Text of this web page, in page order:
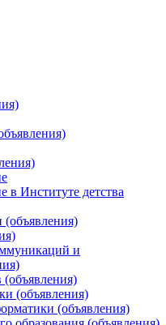
в Институте детства
и
(объявления)
(объявления)